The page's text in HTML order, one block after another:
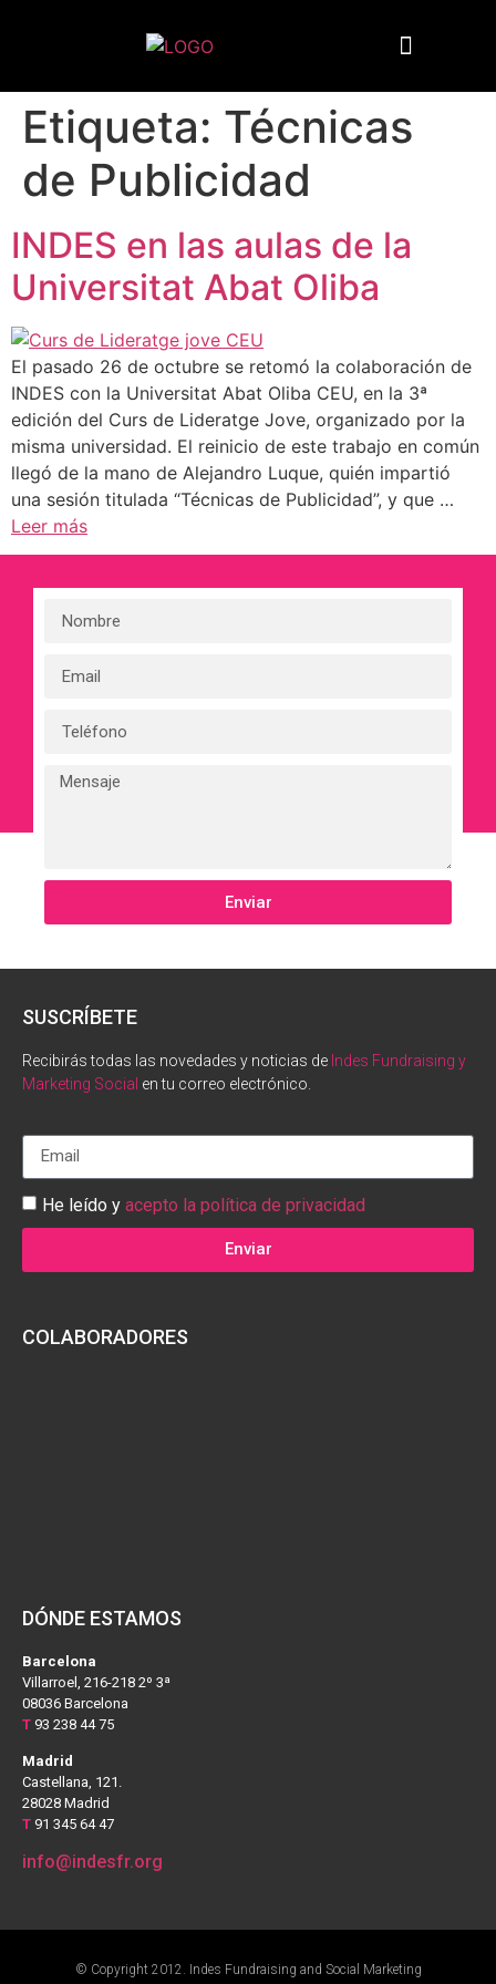
Etiqueta: Técnicas
de Publicidad
INDES en las aulas de la
Universitat Abat Oliba
El pasado 26 de octubre se retomó la colaboración de
INDES con la Universitat Abat Oliba CEU, en la 3ª
edición del Curs de Lideratge Jove, organizado por la
misma universidad. El reinicio de este trabajo en común
llegó de la mano de Alejandro Luque, quién impartió
una sesión titulada “Técnicas de Publicidad”, y que …
Leer más
Enviar
SUSCRÍBETE
Recibirás todas las novedades y noticias de Indes Fundraising y
Marketing Social en tu correo electrónico.
He leído y acepto la política de privacidad
Enviar
COLABORADORES
DÓNDE ESTAMOS
Barcelona
Villarroel, 216-218 2º 3ª
08036 Barcelona
T 93 238 44 75
Madrid
Castellana, 121.
28028 Madrid
T 91 345 64 47
info@indesfr.org
© Copyright 2012. Indes Fundraising and Social Marketing